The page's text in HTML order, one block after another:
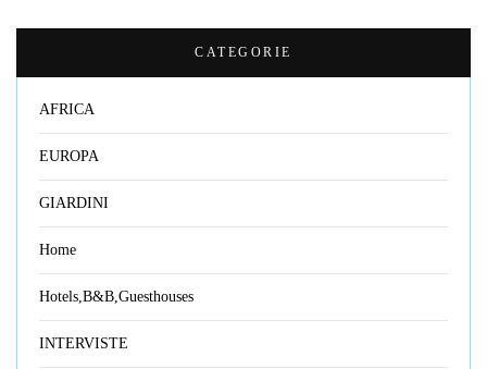
CATEGORIE
AFRICA
EUROPA
GIARDINI
Home
Hotels,B&B,Guesthouses
INTERVISTE